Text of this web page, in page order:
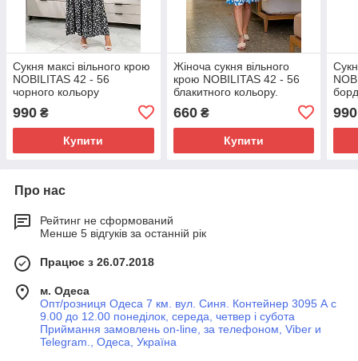
Сукня максi вiльного крою
NOBILITAS 42 - 56
чорного кольору
990 ₴
Купити
Жіноча сукня вільного
крою NOBILITAS 42 - 56
блакитного кольору.
660₴
Купити
990
Про нас
Рейтинг не сформований
Менше 5 відгуків за останній рік
Працює з 26.07.2018
м. Одеса
Опт/розниця Одеса 7 км. вул. Синя. Контейнер 3095 А с
9.00 до 12.00 понеділок, середа, четвер і субота
Приймання замовлень on-line, за телефоном, Viber и
Telegram., Одеса, Україна